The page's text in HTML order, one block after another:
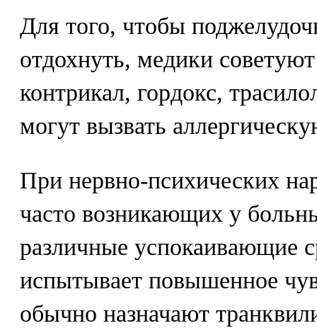
Для того, чтобы
отдохнуть, медики
контрикал, гордокс,
могут вызвать
При нервно-психических
часто возникающих у
различные успокаивающие
испытывает повышенное
обычно назначают